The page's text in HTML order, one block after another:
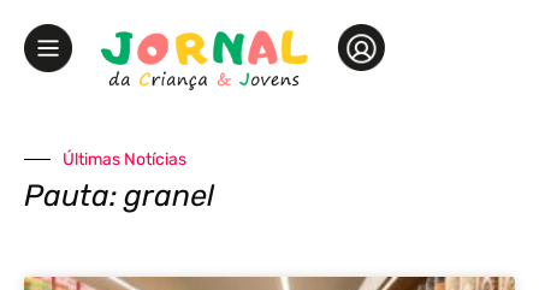
Últimas Notícias
Pauta: granel